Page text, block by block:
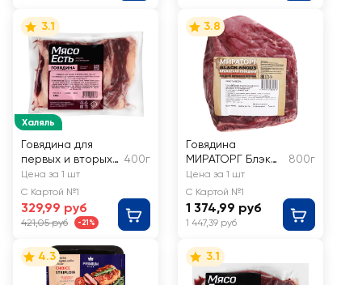
Халяль
3.1
Говядина для
первых и вторых
блюд МЯСО ЕСТЬ!
бескостная
400г
Цена за 1 шт
С Картой №1
329,99 руб
421,05 руб -21%
3.8
Говядина
МИРАТОРГ Блэк
Ангус, мякоть
бедра,
бескостная
800г
Цена за 1 шт
С Картой №1
1 374,99 руб
1 447,39 руб
4.3 3.1